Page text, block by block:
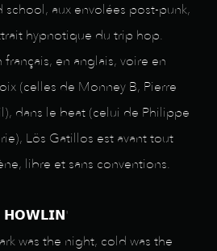
school, aux envolées post-punk,
hypnotique du trip hop.
français, en anglais, voire en
(celles de Monney B, Pierre
dans le beat (celui de Philippe
Lös Gatillos est avant tout
libre et sans conventions.
𝗛𝗢𝗪𝗟𝗜𝗡'
was the night, cold was the